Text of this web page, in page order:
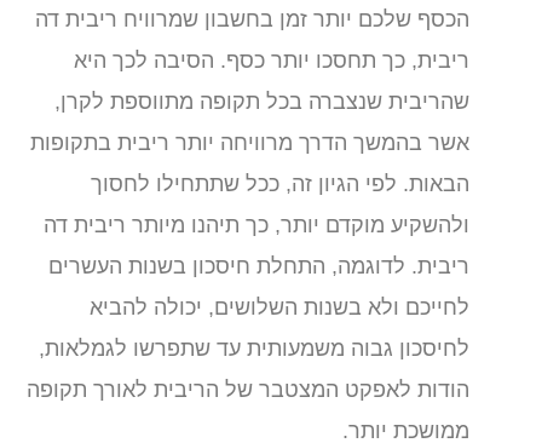
הכסף שלכם יותר זמן בחשבון שמרוויח ריבית דה
ריבית, כך תחסכו יותר כסף. הסיבה לכך היא
שהריבית שנצברה בכל תקופה מתווספת לקרן,
אשר בהמשך הדרך מרוויחה יותר ריבית בתקופות
הבאות. לפי הגיון זה, ככל שתתחילו לחסוך
ולהשקיע מוקדם יותר, כך תיהנו מיותר ריבית דה
ריבית. לדוגמה, התחלת חיסכון בשנות העשרים
לחייכם ולא בשנות השלושים, יכולה להביא
לחיסכון גבוה משמעותית עד שתפרשו לגמלאות,
הודות לאפקט המצטבר של הריבית לאורך תקופה
ממושכת יותר.